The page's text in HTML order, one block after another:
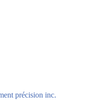
précision inc.